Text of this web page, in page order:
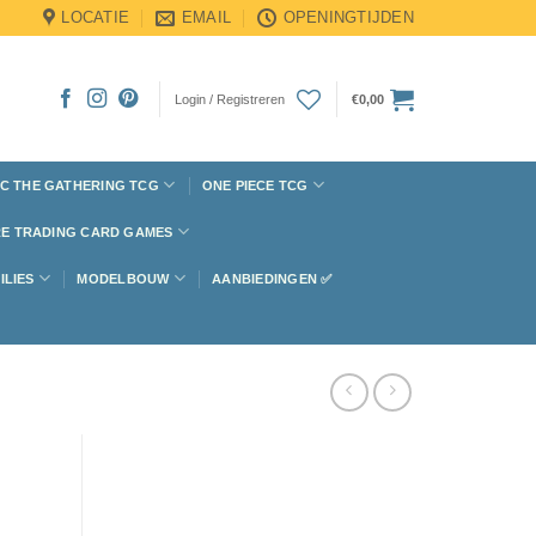
LOCATIE EMAIL OPENINGTIJDEN
Login / Registreren €0,00
THE GATHERING TCG ONE PIECE TCG
TRADING CARD GAMES
MODELBOUW AANBIEDINGEN ✅